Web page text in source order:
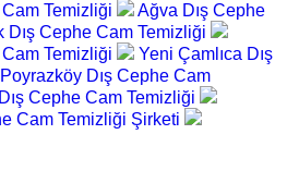
Temizliği
Ağva Dış Cephe
Dış Cephe Cam Temizliği
Temizliği
Yeni Çamlıca Dış
Poyrazköy Dış Cephe Cam
Cephe Cam Temizliği
Cam Temizliği Şirketi